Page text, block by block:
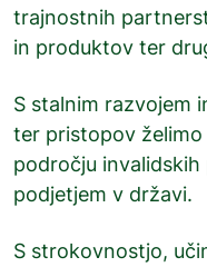
trajnostnih
in produktov ter
S stalnim razvojem
ter pristopov
področju
podjetjem v državi.
S strokovnostjo,